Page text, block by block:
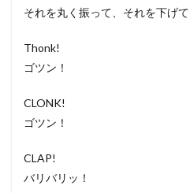
それを丸く振って、それを下げて
Thonk!
ゴツン！
CLONK!
ゴツン！
CLAP!
バリバリッ！